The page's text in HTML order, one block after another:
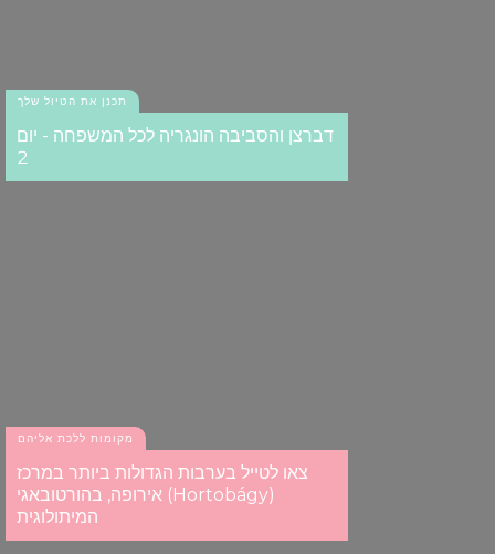
תכנן את הטיול שלך
דברצן והסביבה הונגריה לכל המשפחה - יום
2
מקומות ללכת אליהם
צאו לטייל בערבות הגדולות ביותר במרכז
אירופה, בהורטובאגי (Hortobágy)
המיתולוגית